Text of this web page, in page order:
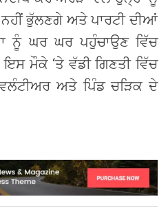
ਭੁੱਲਣਗੇ ਅਤੇ ਪਾਰਟੀ ਦੀਆਂ
ਨੂੰ ਘਰ ਘਰ ਪਹੁੰਚਾਉਣ ਵਿੱਚ
ਮੌਕੇ ‘ਤੇ ਵੱਡੀ ਗਿਣਤੀ ਵਿੱਚ
ਅਤੇ ਪਿੰਡ ਚੜਿਕ ਦੇ